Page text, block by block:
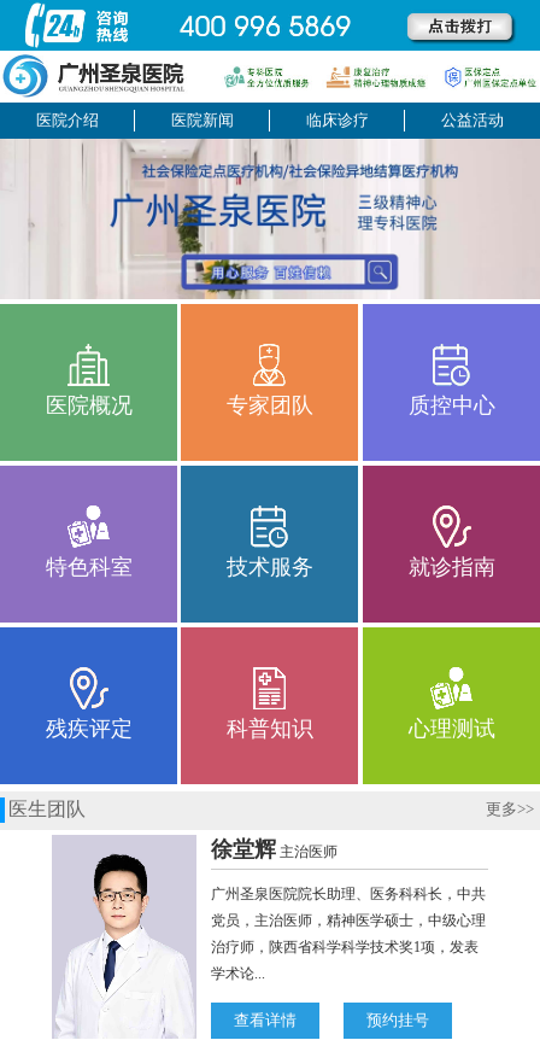
医院介绍 医院新闻 临床诊疗 公益活动
医院概况 专家团队 质控中心
特色科室 技术服务 就诊指南
残疾评定 科普知识 心理测试
医生团队 更多>>